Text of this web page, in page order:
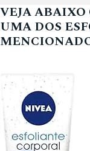
VEJA ABAIXO
UMA DOS